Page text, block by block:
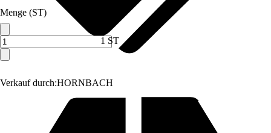
Verkauf durch:HORNBACH
Menge (ST)
1 ST